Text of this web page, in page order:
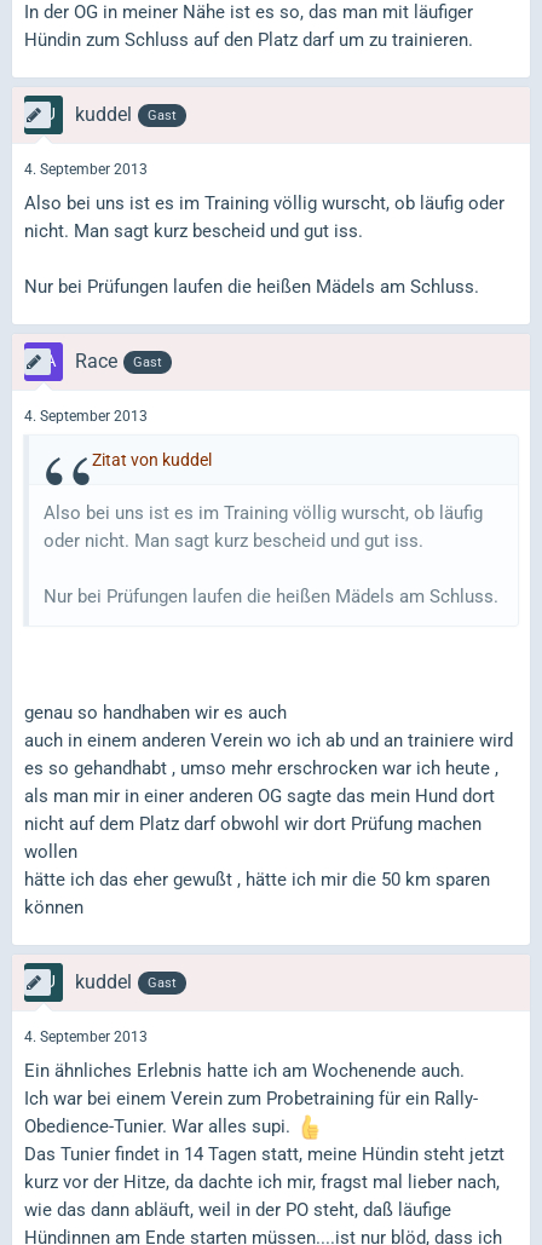
In der OG in meiner Nähe ist es so, das man mit läufiger
Hündin zum Schluss auf den Platz darf um zu trainieren.
kuddel Gast
4. September 2013
Also bei uns ist es im Training völlig wurscht, ob läufig oder
nicht. Man sagt kurz bescheid und gut iss.
Nur bei Prüfungen laufen die heißen Mädels am Schluss.
Race Gast
4. September 2013
Zitat von kuddel
Also bei uns ist es im Training völlig wurscht, ob läufig
oder nicht. Man sagt kurz bescheid und gut iss.
Nur bei Prüfungen laufen die heißen Mädels am Schluss.
genau so handhaben wir es auch
auch in einem anderen Verein wo ich ab und an trainiere wird
es so gehandhabt , umso mehr erschrocken war ich heute ,
als man mir in einer anderen OG sagte das mein Hund dort
nicht auf dem Platz darf obwohl wir dort Prüfung machen
wollen
hätte ich das eher gewußt , hätte ich mir die 50 km sparen
können
kuddel Gast
4. September 2013
Ein ähnliches Erlebnis hatte ich am Wochenende auch.
Ich war bei einem Verein zum Probetraining für ein Rally-
Obedience-Tunier. War alles supi.
Das Tunier findet in 14 Tagen statt, meine Hündin steht jetzt
kurz vor der Hitze, da dachte ich mir, fragst mal lieber nach,
wie das dann abläuft, weil in der PO steht, daß läufige
Hündinnen am Ende starten müssen....ist nur blöd, dass ich